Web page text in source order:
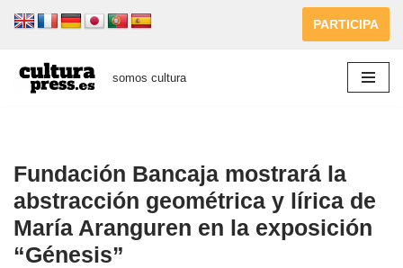
al
contenido
PARTICIPA
somos cultura
Fundación Bancaja mostrará la
abstracción geométrica y lírica de
María Aranguren en la exposición
“Génesis”